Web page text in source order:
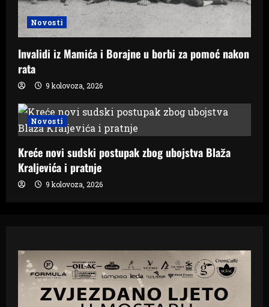
Novosti
Invalidi iz Mamića i Borajne u borbi za pomoć nakon
rata
9 kolovoza, 2026
Novosti
Kreće novi sudski postupak zbog ubojstva Blaža
Kraljevića i pratnje
9 kolovoza, 2026